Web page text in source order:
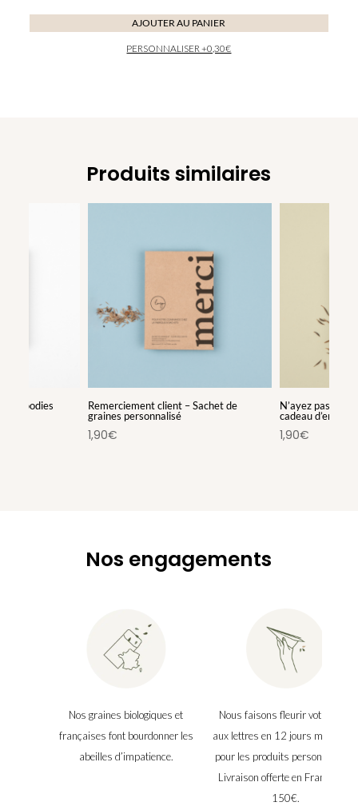
couleurs
AJOUTER AU PANIER
PERSONNALISER +0,30€
Produits similaires
– Goodies
Remerciement client – Sachet de
graines personnalisé
1,90€
N’ayez pas
cadeau
1,90€
Nos engagements
Nos graines biologiques et
françaises font bourdonner les
abeilles d’impatience.
Nous faisons fleurir votre boîte
aux lettres en 12 jours
pour les produits personnalisés.
Livraison offerte en France dès
150€.